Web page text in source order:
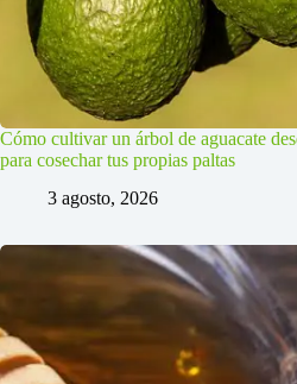
Cómo cultivar un árbol de aguacate
para cosechar tus propias paltas
3 agosto, 2026